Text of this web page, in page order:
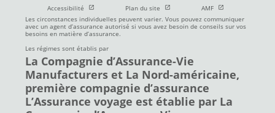
Accessibilité
Ouvrir dans une nouvelle fenetre
Plan du site Ouvrir dans une nouvelle fenetre
AMF Ouvrir dans une
Les circonstances individuelles peuvent varier. Vous pouvez communiquer
avec un agent d’assurance autorisé si vous avez besoin de conseils sur vos
besoins en matière d’assurance.
Les régimes sont établis par
La Compagnie d’Assurance-Vie
Manufacturers et La Nord-américaine,
première compagnie d’assurance
L’Assurance voyage est établie par La